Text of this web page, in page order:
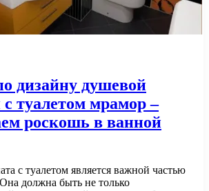
дизайну душевой
туалетом мрамор –
роскошь в ванной
с туалетом является важной частью
должна быть не только